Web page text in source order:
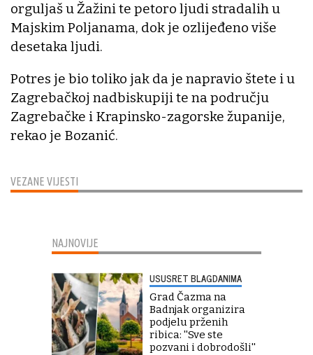
VEZANE VIJESTI
orguljaš u Žažini te petoro ljudi stradalih u
Majskim Poljanama, dok je ozlijeđeno više
desetaka ljudi.
Potres je bio toliko jak da je napravio štete i u
Zagrebačkoj nadbiskupiji te na području
Zagrebačke i Krapinsko-zagorske županije,
rekao je Bozanić.
NAJNOVIJE
USUSRET BLAGDANIMA
Grad Čazma na
Badnjak organizira
podjelu prženih
ribica: ''Sve ste
pozvani i dobrodošli''